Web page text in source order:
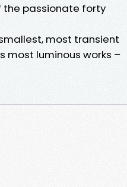
the passionate forty
most transient
most luminous works –